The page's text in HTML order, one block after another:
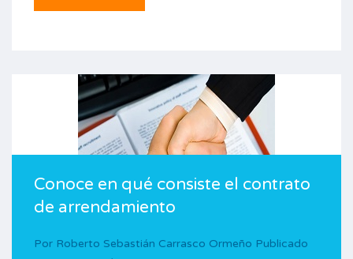
Conoce en qué consiste el contrato
de arrendamiento
Por Roberto Sebastián Carrasco Ormeño Publicado